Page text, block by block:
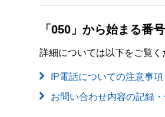
「050」から始まる番
詳細については以下をご覧く
IP電話についての注意事項
お問い合わせ内容の記録